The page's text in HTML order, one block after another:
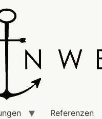
Referenzen